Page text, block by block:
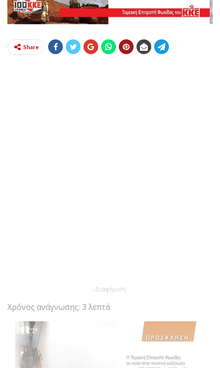
Share
- Διαφήμιση -
Χρόνος ανάγνωσης: 3 λεπτά